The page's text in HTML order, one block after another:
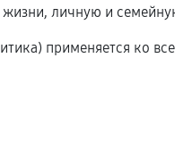
личную и
применяется ко